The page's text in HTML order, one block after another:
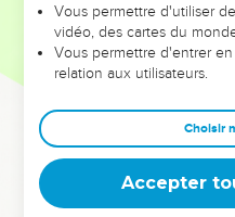
et les saisons difficiles qu'ils
sont elles qui
Dans cette conférence,
clés pour avancer avec plus
deviennent vos tremplins.
équipe, un groupe ou une
Vous permettre d'utiliser
vidéo, des cartes du
Vous permettre d'entrer
relation aux utilisateurs.
Choisir
Accepter